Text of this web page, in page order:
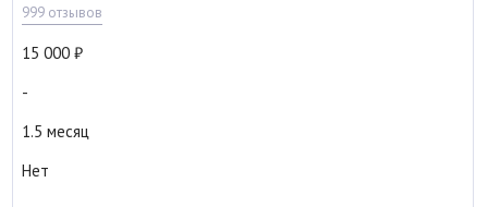
999 отзывов
15 000
-
1.5 месяц
Нет